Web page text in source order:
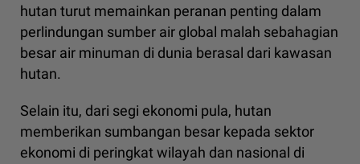
hutan turut memainkan peranan penting dalam
perlindungan sumber air global malah sebahagian
besar air minuman di dunia berasal dari kawasan
hutan.
Selain itu, dari segi ekonomi pula, hutan
memberikan sumbangan besar kepada sektor
ekonomi di peringkat wilayah dan nasional di